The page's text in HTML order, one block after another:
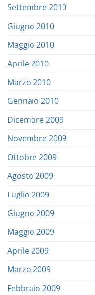
Settembre 2010
Giugno 2010
Maggio 2010
Aprile 2010
Marzo 2010
Gennaio 2010
Dicembre 2009
Novembre 2009
Ottobre 2009
Agosto 2009
Luglio 2009
Giugno 2009
Maggio 2009
Aprile 2009
Marzo 2009
Febbraio 2009